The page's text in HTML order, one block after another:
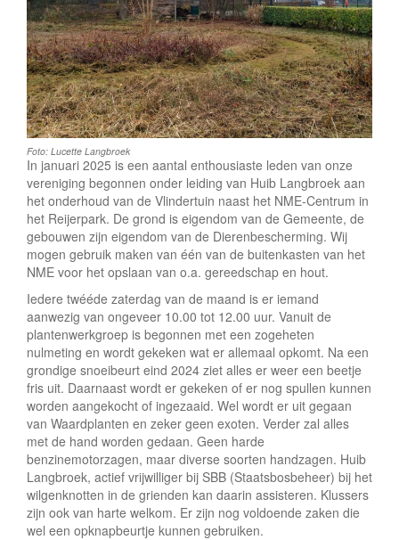
Foto: Lucette Langbroek
In januari 2025 is een aantal enthousiaste leden van onze
vereniging begonnen onder leiding van Huib Langbroek aan
het onderhoud van de Vlindertuin naast het NME-Centrum in
het Reijerpark. De grond is eigendom van de Gemeente, de
gebouwen zijn eigendom van de Dierenbescherming. Wij
mogen gebruik maken van één van de buitenkasten van het
NME voor het opslaan van o.a. gereedschap en hout.
Iedere twééde zaterdag van de maand is er iemand
aanwezig van ongeveer 10.00 tot 12.00 uur. Vanuit de
plantenwerkgroep is begonnen met een zogeheten
nulmeting en wordt gekeken wat er allemaal opkomt. Na een
grondige snoeibeurt eind 2024 ziet alles er weer een beetje
fris uit. Daarnaast wordt er gekeken of er nog spullen kunnen
worden aangekocht of ingezaaid. Wel wordt er uit gegaan
van Waardplanten en zeker geen exoten. Verder zal alles
met de hand worden gedaan. Geen harde
benzinemotorzagen, maar diverse soorten handzagen. Huib
Langbroek, actief vrijwilliger bij SBB (Staatsbosbeheer) bij het
wilgenknotten in de grienden kan daarin assisteren. Klussers
zijn ook van harte welkom. Er zijn nog voldoende zaken die
wel een opknapbeurtje kunnen gebruiken.